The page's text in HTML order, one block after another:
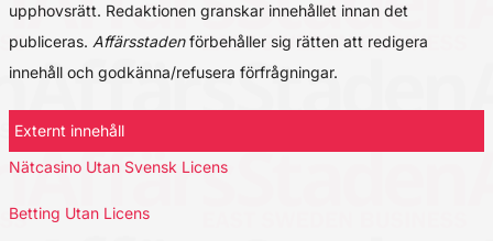
upphovsrätt. Redaktionen granskar innehållet innan det
publiceras. Affärsstadenförbehåller sig rätten att redigera
innehåll och godkänna/refusera förfrågningar.
Externt innehåll
Nätcasino Utan Svensk Licens
Betting Utan Licens